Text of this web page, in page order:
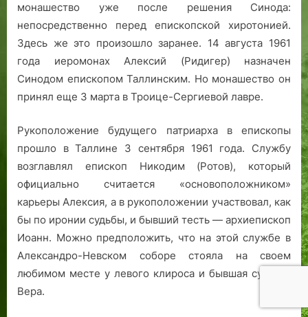
монашество уже после решения Синода:
непосредственно перед епископской хиротонией.
Здесь же это произошло заранее. 14 августа 1961
года иеромонах Алексий (Ридигер) назначен
Синодом епископом Таллинским. Но монашество он
принял еще 3 марта в Троице-Сергиевой лавре.
Рукоположение будущего патриарха в епископы
прошло в Таллине 3 сентября 1961 года. Службу
возглавлял епископ Никодим (Ротов), который
официально считается «основоположником»
карьеры Алексия, а в рукоположении участвовал, как
бы по иронии судьбы, и бывший тесть — архиепископ
Иоанн. Можно предположить, что на этой службе в
Александро-Невском соборе стояла на своем
любимом месте у левого клироса и бывшая супруга
Вера.